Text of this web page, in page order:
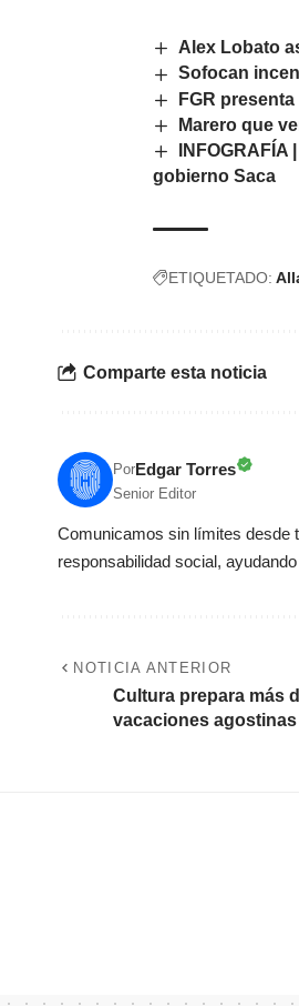
Alex Lobato
Sofocan
FGR
Marero que
gobierno Saca
ETIQUETADO:
Comparte esta noticia
PorEdgar Torres
Senior Editor
Comunicamos sin límites desde
responsabilidad social,
NOTICIA ANTERIOR
Cultura prepara más
vacaciones agostinas